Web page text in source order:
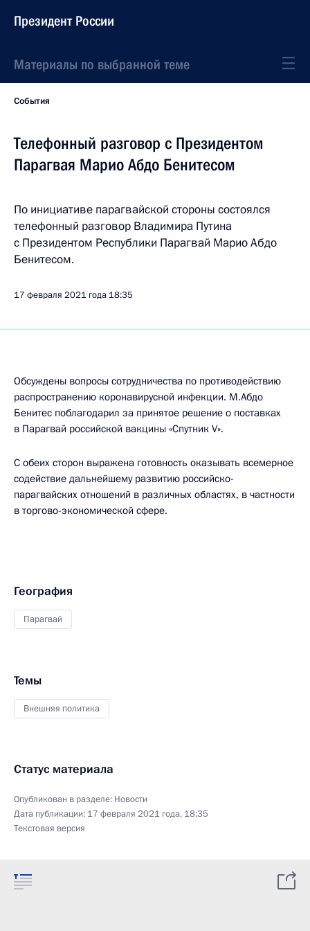
Президент России
Материалы по выбранной теме
События
Телефонный разговор с Президентом
Парагвая Марио Абдо Бенитесом
По инициативе парагвайской стороны состоялся
телефонный разговор Владимира Путина
с Президентом Республики Парагвай Марио Абдо
Бенитесом.
17 февраля 2021 года 18:35
Обсуждены вопросы сотрудничества по противодействию
распространению коронавирусной инфекции. М.Абдо
Бенитес поблагодарил за принятое решение о поставках
в Парагвай российской вакцины «Спутник V».
С обеих сторон выражена готовность оказывать всемерное
содействие дальнейшему развитию российско-
парагвайских отношений в различных областях, в частности
в торгово-экономической сфере.
География
Парагвай
Темы
Внешняя политика
Статус материала
Опубликован в разделе: Новости
Дата публикации: 17 февраля 2021 года, 18:35
Текстовая версия